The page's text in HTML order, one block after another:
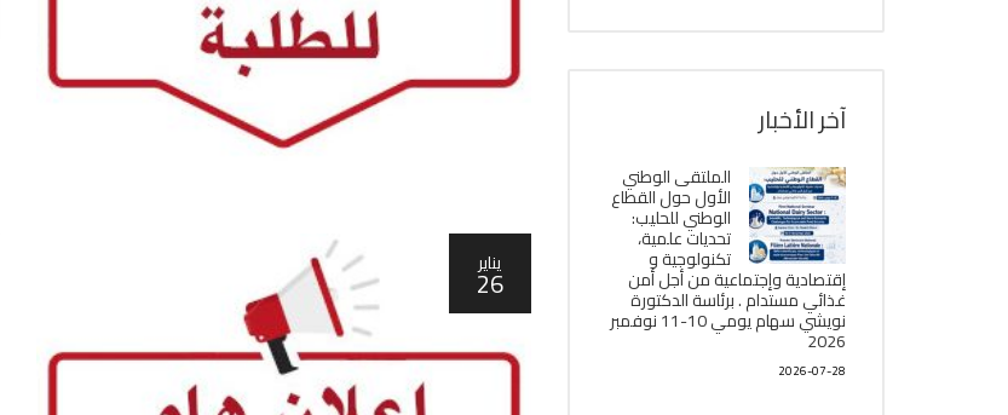
يناير
26
آخر الأخبار
الملتقى الوطني
الأول حول القطاع
الوطني للحليب:
تحديات علمية،
تكنولوجية و
إقتصادية وإجتماعية من أجل أمن
غذائي مستدام . برئاسة الدكتورة
نويشي سهام يومي 10-11 نوفمبر
2026
2026-07-28